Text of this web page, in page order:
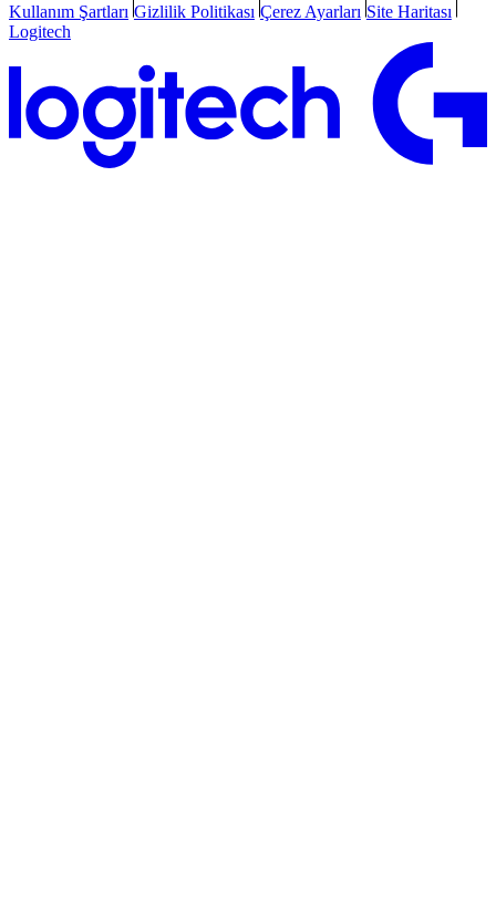
Kullanım Şartları Gizlilik Politikası Çerez Ayarları Site Haritası
Logitech